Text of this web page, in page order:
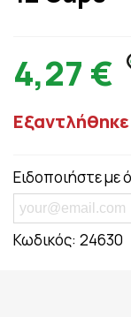
4,27 €
Εξαντλήθηκε
Ειδοποιήστε με
Κωδικός: 24630